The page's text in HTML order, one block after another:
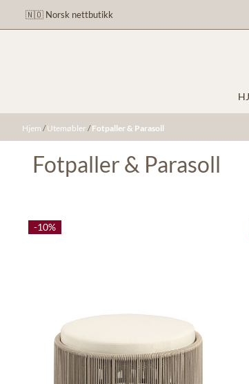
Hopp til innhold
🇳🇴 Norsk nettbutikk
Hjem /Utemøbler /Fotpaller & Parasoll
Fotpaller & Parasoll
-10%